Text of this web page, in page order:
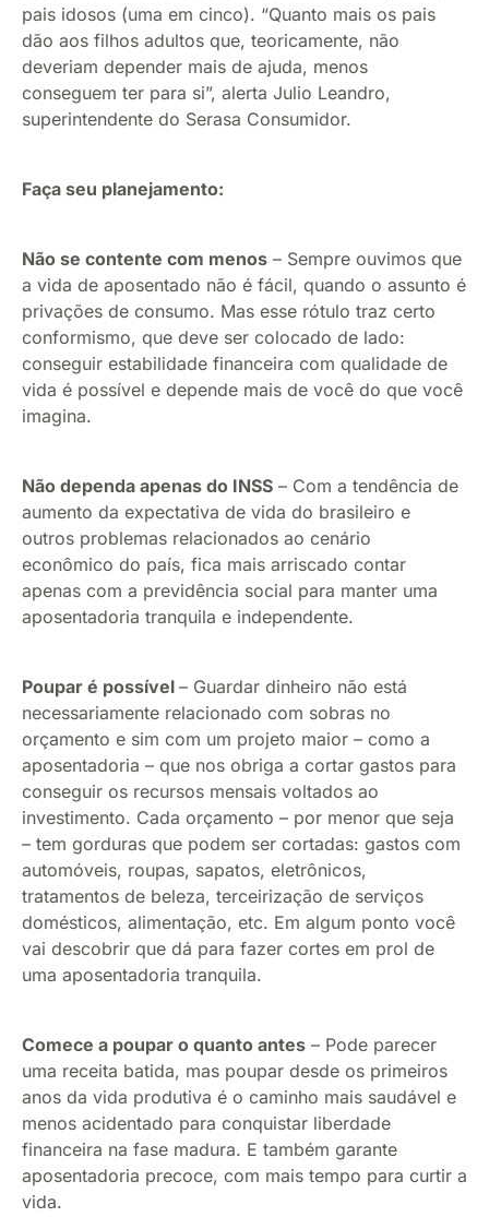
pais idosos (uma em cinco). “Quanto mais os pais
dão aos filhos adultos que, teoricamente, não
deveriam depender mais de ajuda, menos
conseguem ter para si”, alerta Julio Leandro,
superintendente do Serasa Consumidor.
Faça seu planejamento:
Não se contente com menos – Sempre ouvimos que
a vida de aposentado não é fácil, quando o assunto é
privações de consumo. Mas esse rótulo traz certo
conformismo, que deve ser colocado de lado:
conseguir estabilidade financeira com qualidade de
vida é possível e depende mais de você do que você
imagina.
Não dependa apenas do INSS – Com a tendência de
aumento da expectativa de vida do brasileiro e
outros problemas relacionados ao cenário
econômico do país, fica mais arriscado contar
apenas com a previdência social para manter uma
aposentadoria tranquila e independente.
Poupar é possível – Guardar dinheiro não está
necessariamente relacionado com sobras no
orçamento e sim com um projeto maior – como a
aposentadoria – que nos obriga a cortar gastos para
conseguir os recursos mensais voltados ao
investimento. Cada orçamento – por menor que seja
– tem gorduras que podem ser cortadas: gastos com
automóveis, roupas, sapatos, eletrônicos,
tratamentos de beleza, terceirização de serviços
domésticos, alimentação, etc. Em algum ponto você
vai descobrir que dá para fazer cortes em prol de
uma aposentadoria tranquila.
Comece a poupar o quanto antes – Pode parecer
uma receita batida, mas poupar desde os primeiros
anos da vida produtiva é o caminho mais saudável e
menos acidentado para conquistar liberdade
financeira na fase madura. E também garante
aposentadoria precoce, com mais tempo para curtir a
vida.